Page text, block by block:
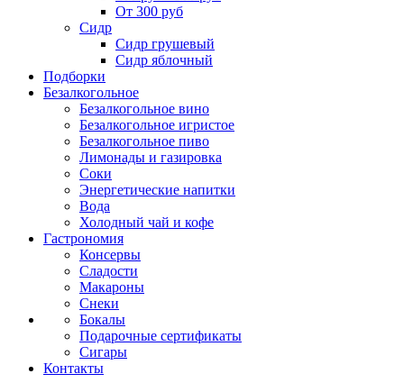
От 300 руб
Сидр
Сидр грушевый
Сидр яблочный
Подборки
Безалкогольное
Безалкогольное вино
Безалкогольное игристое
Безалкогольное пиво
Лимонады и газировка
Соки
Энергетические напитки
Вода
Холодный чай и кофе
Гастрономия
Консервы
Сладости
Макароны
Снеки
Бокалы
Подарочные сертификаты
Сигары
Контакты